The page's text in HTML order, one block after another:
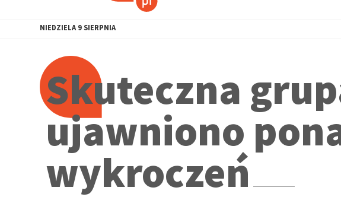
NIEDZIELA 9 SIERPNIA
Skuteczna
ujawniono
wykroczeń